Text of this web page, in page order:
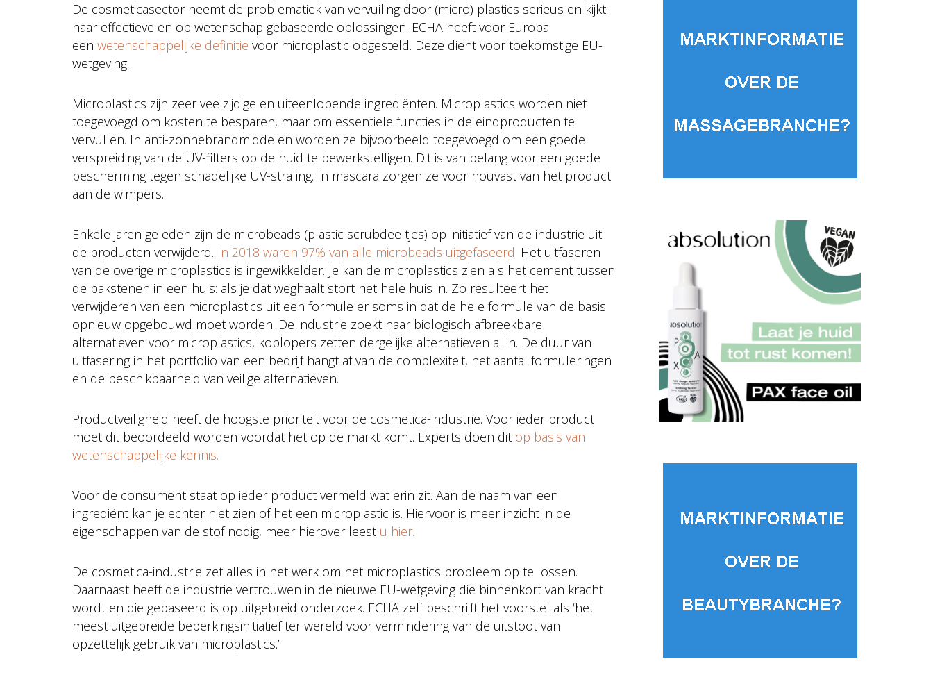
De cosmeticasector neemt de problematiek van vervuiling door (micro) plastics serieus en kijkt
naar effectieve en op wetenschap gebaseerde oplossingen. ECHA heeft voor Europa
een wetenschappelijke definitie voor microplastic opgesteld. Deze dient voor toekomstige EU-
wetgeving.
Microplastics zijn zeer veelzijdige en uiteenlopende ingrediënten. Microplastics worden niet
toegevoegd om kosten te besparen, maar om essentiële functies in de eindproducten te
vervullen. In anti-zonnebrandmiddelen worden ze bijvoorbeeld toegevoegd om een goede
verspreiding van de UV-filters op de huid te bewerkstelligen. Dit is van belang voor een goede
bescherming tegen schadelijke UV-straling. In mascara zorgen ze voor houvast van het product
aan de wimpers.
Enkele jaren geleden zijn de microbeads (plastic scrubdeeltjes) op initiatief van de industrie uit
de producten verwijderd. In 2018 waren 97% van alle microbeads uitgefaseerd. Het uitfaseren
van de overige microplastics is ingewikkelder. Je kan de microplastics zien als het cement tussen
de bakstenen in een huis: als je dat weghaalt stort het hele huis in. Zo resulteert het
verwijderen van een microplastics uit een formule er soms in dat de hele formule van de basis
opnieuw opgebouwd moet worden. De industrie zoekt naar biologisch afbreekbare
alternatieven voor microplastics, koplopers zetten dergelijke alternatieven al in. De duur van
uitfasering in het portfolio van een bedrijf hangt af van de complexiteit, het aantal formuleringen
en de beschikbaarheid van veilige alternatieven.
Productveiligheid heeft de hoogste prioriteit voor de cosmetica-industrie. Voor ieder product
moet dit beoordeeld worden voordat het op de markt komt. Experts doen dit op basis van
wetenschappelijke kennis.
Voor de consument staat op ieder product vermeld wat erin zit. Aan de naam van een
ingrediënt kan je echter niet zien of het een microplastic is. Hiervoor is meer inzicht in de
eigenschappen van de stof nodig, meer hierover leest u hier.
De cosmetica-industrie zet alles in het werk om het microplastics probleem op te lossen.
Daarnaast heeft de industrie vertrouwen in de nieuwe EU-wetgeving die binnenkort van kracht
wordt en die gebaseerd is op uitgebreid onderzoek. ECHA zelf beschrijft het voorstel als ‘het
meest uitgebreide beperkingsinitiatief ter wereld voor vermindering van de uitstoot van
opzettelijk gebruik van microplastics.’